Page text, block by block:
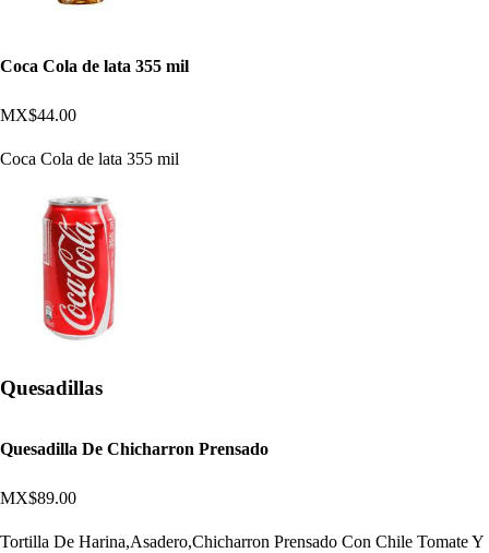
Coca Cola de lata 355 mil
MX$44.00
Coca Cola de lata 355 mil
Quesadillas
Quesadilla De Chicharron Prensado
MX$89.00
Tortilla De Harina,Asadero,Chicharron Prensado Con Chile Tomate Y